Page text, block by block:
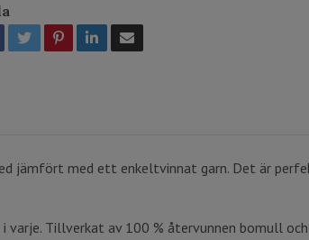
jämfört med ett enkeltvinnat garn. Det är
Tillverkat av 100 % återvunnen bomull